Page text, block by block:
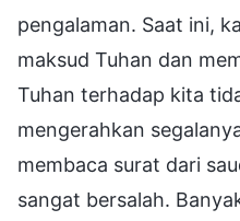
pengalaman. Saat ini,
maksud Tuhan dan
Tuhan terhadap kita
mengerahkan
membaca surat dari
sangat bersalah.